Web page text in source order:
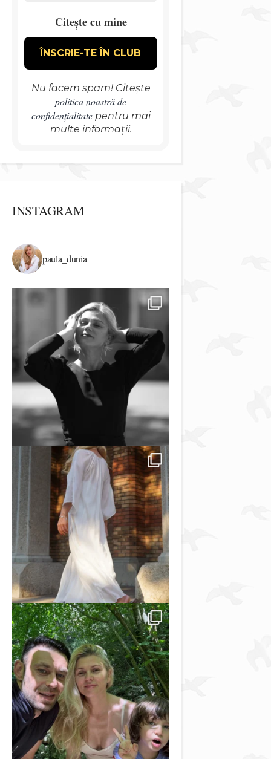
Citește cu mine
Nu facem spam! Citește
politica noastră de
confidențialitatepentru mai
multe informații.
INSTAGRAM
paula_dunia